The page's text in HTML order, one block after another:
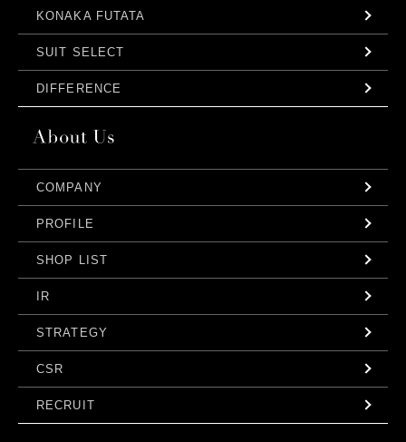
KONAKA FUTATA
SUIT SELECT
DIFFERENCE
COMPANY
PROFILE
SHOP LIST
IR
STRATEGY
CSR
RECRUIT